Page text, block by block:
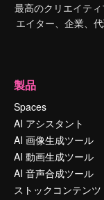
最高のクリエイテ
エイター、企業、
製品
Spaces
AI アシスタント
AI 画像生成ツール
AI 動画生成ツール
AI 音声合成ツール
ストックコンテンツ